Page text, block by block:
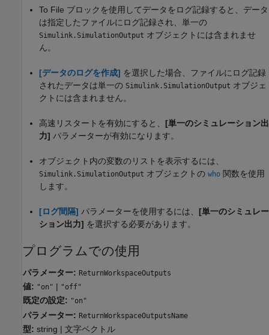
To File ブロックを使用してデータをログ記録すると、データ
は指定したファイルにログ記録され、単一の
Simulink.SimulationOutput オブジェクトには含まれませ
ん。
[データのログを作成] を選択した場合、ファイルにログ記録
されたデータは単一の Simulink.SimulationOutput オブジェ
クトには含まれません。
高速リスタートを有効にすると、 [単一のシミュレーション出
力] パラメーターが有効になります。
オブジェクト内の変数のリストを表示するには、
Simulink.SimulationOutput オブジェクトの who 関数を使用
します。
[ログ間隔] パラメーターを使用するには、 [単一のシミュレー
ション出力] を選択する必要があります。
プログラムでの使用
パラメーター: ReturnWorkspaceOutputs
値: "on" | "off"
既定の設定: "on"
パラメーター: ReturnWorkspaceOutputsName
型: string | 文字ベクトル